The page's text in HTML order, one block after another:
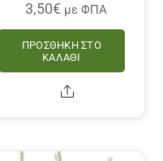
3,50€ με ΦΠΑ
ΠΡΟΣΘΉΚΗ ΣΤΟ
ΚΑΛΆΘΙ
Share